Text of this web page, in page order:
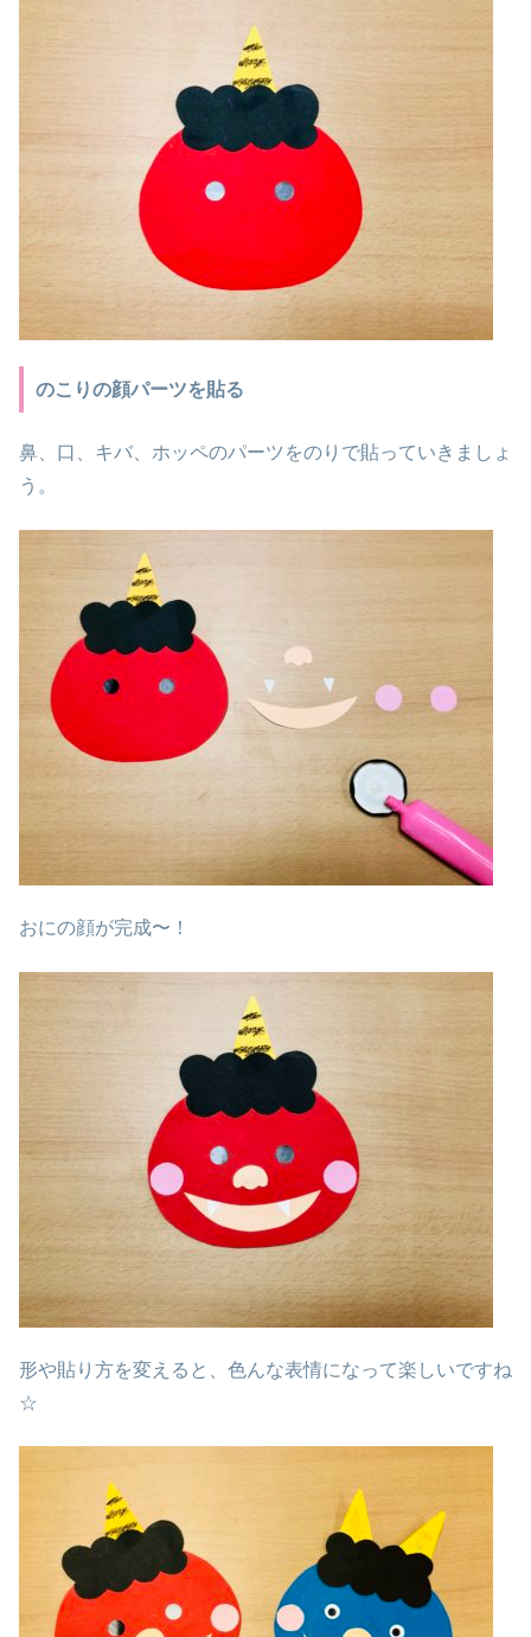
のこりの顔パーツを貼る
鼻、口、キバ、ホッペのパーツをのりで貼っていきましょ
う。
おにの顔が完成〜！
形や貼り方を変えると、色んな表情になって楽しいですね
☆